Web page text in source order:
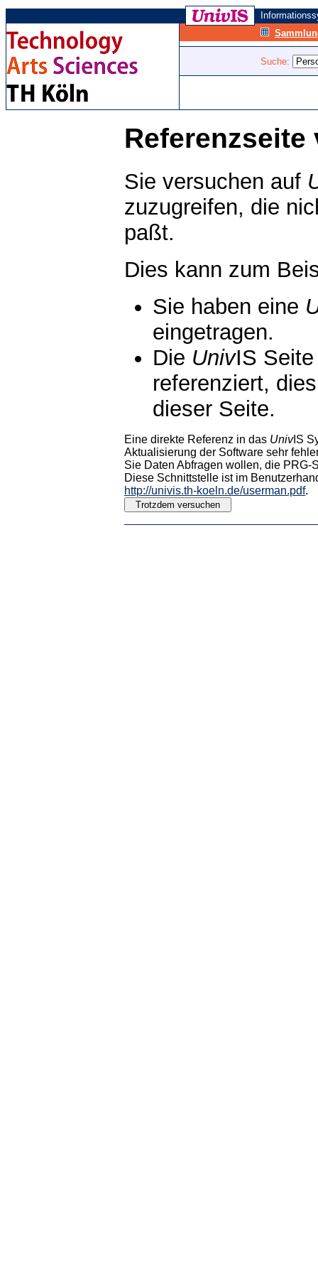
Suche:
Referenzseite
Sie versuchen auf
zuzugreifen, die
paßt.
Dies kann zum
Sie haben eine
eingetragen.
Die UnivIS
referenziert,
dieser Seite.
Eine direkte Referenz in das UnivIS
Aktualisierung der Software sehr
Sie Daten Abfragen wollen, die PRG-
Diese Schnittstelle ist im
http://univis.th-koeln.de/userman.pdf.